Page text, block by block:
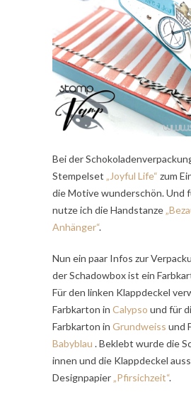
Bei der
Stempelset „Joyful Life“ zum
die Motive wunderschön. Und
nutze ich die Handstanze
Anhänger“.
Nun ein paar Infos zur
der Schadowbox ist ein
Für den linken Klappdeckel
Farbkarton in Calypso und für
Farbkarton in Grundweiss und
Babyblau . Beklebt wurde die
innen und die Klappdeckel
Designpapier „Pfirsichzeit“.